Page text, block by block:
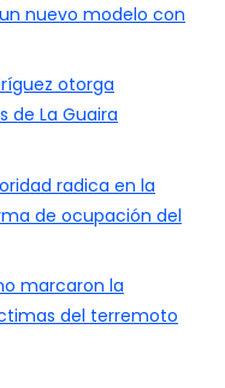
nuevo modelo con
otorga
de La Guaira
radica en la
de ocupación del
marcaron la
del terremoto